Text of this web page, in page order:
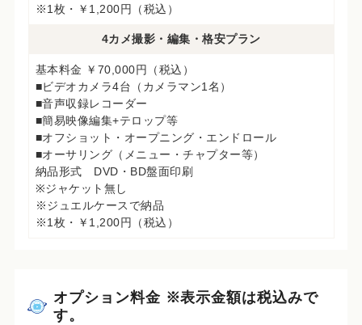
※1枚・￥1,200円（税込）
4カメ撮影・編集・格安プラン
基本料金 ￥70,000円（税込）
■ビデオカメラ4台（カメラマン1名）
■音声収録レコーダー
■簡易映像編集+テロップ等
■オフショット・オープニング・エンドロール
■オーサリング（メニュー・チャプター等）
納品形式 DVD・BD盤面印刷
※ジャケット無し
※ジュエルケースで納品
※1枚・￥1,200円（税込）
オプション料金 ※表示金額は税込みで
す。